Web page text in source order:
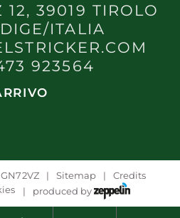
12, 39019 TIROLO
ITALIA
923564
Sitemap
Credits
produced by